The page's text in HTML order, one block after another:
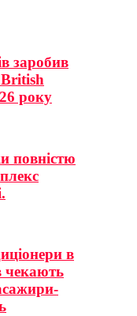
заробив
British
року
повністю
в
чекають